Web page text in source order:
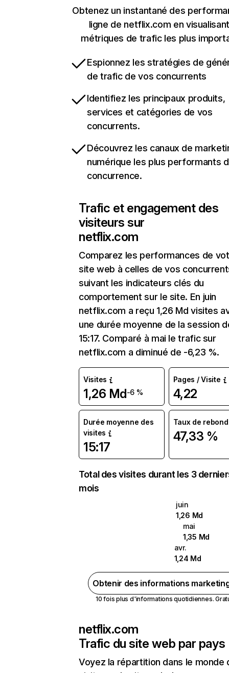
Obtenez un instantané des
ligne de netflix.com en
métriques de trafic les plus
Espionnez les stratégies de
de trafic de vos concurrents
Identifiez les principaux produits,
services et catégories de vos
concurrents.
Découvrez les canaux de
numérique les plus performants
concurrence.
Trafic et engagement des
visiteurs sur
netflix.com
Comparez les performances de
site web à celles de vos
suivant les indicateurs clés du
comportement sur le site. En juin
netflix.com a reçu 1,26 Md visites
une durée moyenne de la session
15:17. Comparé à mai le trafic sur
netflix.com a diminué de -6,23 %.
Visites
1,26 Md-6 %
Pages / Visite
4,22
Durée moyenne des
visites
15:17
Taux de rebond
47,33 %
Total des visites durant les 3
mois
juin
1,26 Md
mai
1,35 Md
avr.
1,24 Md
Obtenir des informations
10 fois plus d'informations quotidiennes.
netflix.com
Trafic du site web par pays
Voyez la répartition dans le monde